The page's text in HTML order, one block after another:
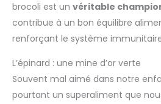
brocoli est un véritable
contribue à un bon équilibre
renforçant le système
L’épinard : une mine d’or verte
Souvent mal aimé dans notre
pourtant un superaliment que